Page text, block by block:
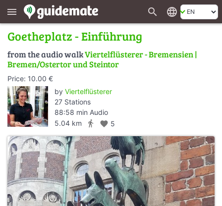
menu search language
Goetheplatz - Einführung
from the audio walkViertelflüsterer - Bremensien |
Bremen/Ostertor und Steintor
Price: 10.00 €
by Viertelflüsterer
27 Stations
88:58 min Audio
5.04 km
directions_walk favorite 5